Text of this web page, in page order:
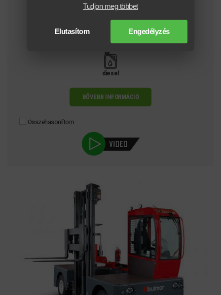
Tudjon meg többet
Elutasítom Engedélyzés
6000kg
diesel
BŐVEBB INFORMÁCIÓ
Összehasonlítom